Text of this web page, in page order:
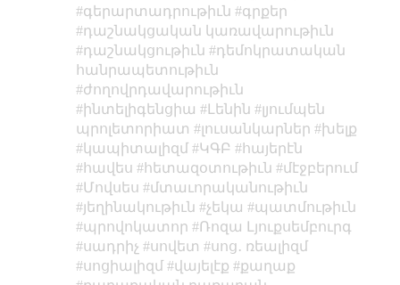
գերարտադրութիւն
գրքեր
դաշնակցական կառավարութիւն
դաշնակցութիւն
դեմոկրատական
հանրապետութիւն
ժողովրդավարութիւն
ինտելիգենցիա
Լենին
լյումպեն
պրոլետորիատ
լուսանկարներ
խելք
կապիտալիզմ
ԿԳԲ
հայերէն
հավես
հետազօտութիւն
մէջբերում
Մովսես
մտաւորականութիւն
յեղինակութիւն
չեկա
պատմութիւն
պրովոկատոր
Ռոզա Լյուքսեմբուրգ
սադրիչ
սովետ
սոց․ ռեալիզմ
սոցիալիզմ
վայելէք
քաղաք